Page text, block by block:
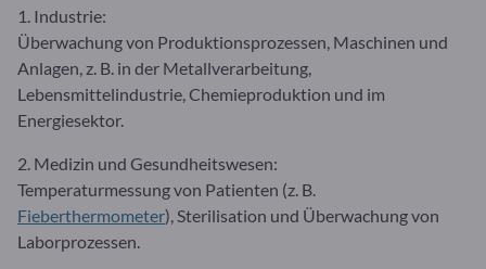
1. Industrie:
Überwachung von Produktionsprozessen, Maschinen und
Anlagen, z. B. in der Metallverarbeitung,
Lebensmittelindustrie, Chemieproduktion und im
Energiesektor.
2. Medizin und Gesundheitswesen:
Temperaturmessung von Patienten (z. B.
Fieberthermometer), Sterilisation und Überwachung von
Laborprozessen.